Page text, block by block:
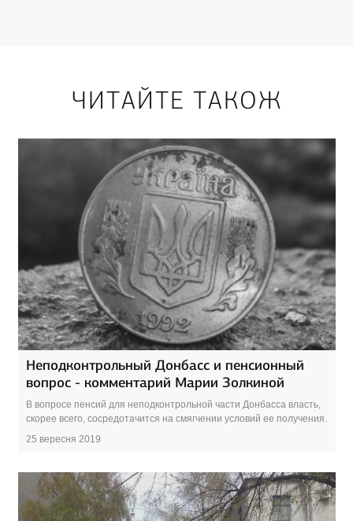
ЧИТАЙТЕ ТАКОЖ
Неподконтрольный Донбасс и пенсионный
вопрос - комментарий Марии Золкиной
В вопросе пенсий для неподконтрольной части Донбасса власть,
скорее всего, сосредотачится на смягчении условий ее получения.
25 вересня 2019